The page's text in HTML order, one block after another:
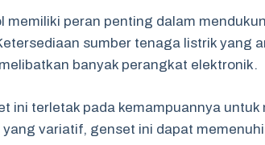
memiliki peran penting dalam
sumber tenaga listrik yang
banyak perangkat elektronik.
ini terletak pada kemampuannya
variatif, genset ini dapat